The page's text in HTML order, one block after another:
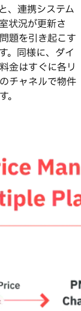
、連携システム
状況が更新さ
題を引き起こす
。同様に、ダイ
金はすぐに各リ
チャネルで物件